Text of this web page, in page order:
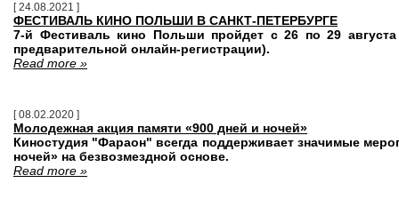
[ 24.08.2021 ]
ФЕСТИВАЛЬ КИНО ПОЛЬШИ В САНКТ-ПЕТЕРБУРГЕ
7-й Фестиваль кино Польши пройдет с 26 по 29
предварительной онлайн-регистрации).
Read more »
[ 08.02.2020 ]
Молодежная акция памяти «900 дней и ночей»
Киностудия "Фараон" всегда поддерживает значимые
ночей» на безвозмездной основе.
Read more »